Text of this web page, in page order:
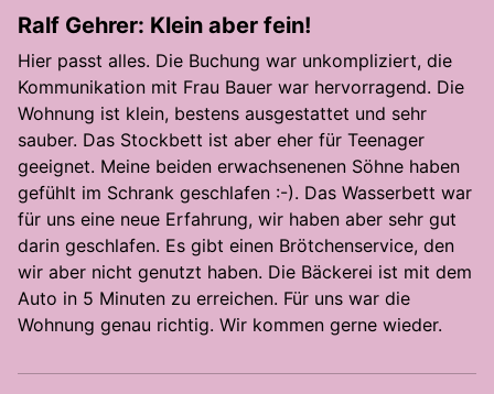
Ralf Gehrer: Klein aber fein!
Hier passt alles. Die Buchung war unkompliziert, die
Kommunikation mit Frau Bauer war hervorragend. Die
Wohnung ist klein, bestens ausgestattet und sehr
sauber. Das Stockbett ist aber eher für Teenager
geeignet. Meine beiden erwachsenenen Söhne haben
gefühlt im Schrank geschlafen :-). Das Wasserbett war
für uns eine neue Erfahrung, wir haben aber sehr gut
darin geschlafen. Es gibt einen Brötchenservice, den
wir aber nicht genutzt haben. Die Bäckerei ist mit dem
Auto in 5 Minuten zu erreichen. Für uns war die
Wohnung genau richtig. Wir kommen gerne wieder.